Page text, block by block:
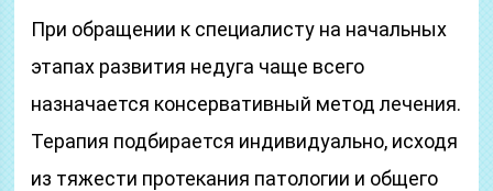
При обращении к специалисту на начальных
этапах развития недуга чаще всего
назначается консервативный метод лечения.
Терапия подбирается индивидуально, исходя
из тяжести протекания патологии и общего